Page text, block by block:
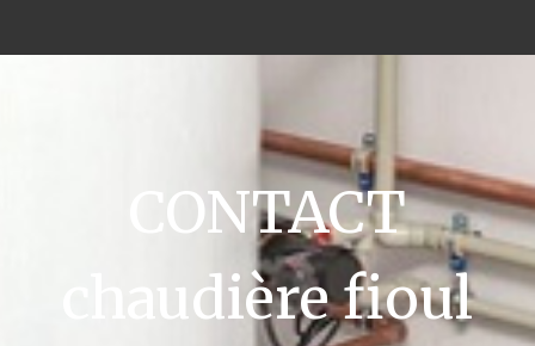
CONTACT
chaudière fioul